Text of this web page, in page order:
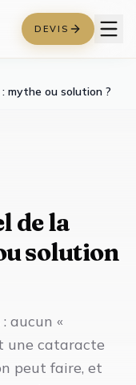
DEVIS
mythe ou solution ?
de la
solution
aucun «
une cataracte
peut faire, et